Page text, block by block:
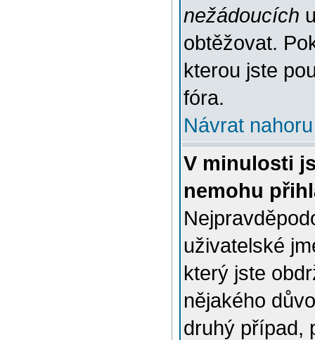
nežádoucích
obtěžovat.
kterou jste
fóra.
Návrat nahoru
V minulosti
nemohu
uživatelské
který jste
nějakého
druhý případ,